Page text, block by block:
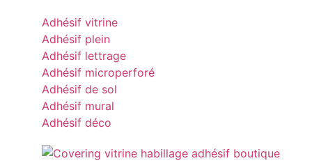
Adhésif vitrine
Adhésif plein
Adhésif lettrage
Adhésif microperforé
Adhésif de sol
Adhésif mural
Adhésif déco